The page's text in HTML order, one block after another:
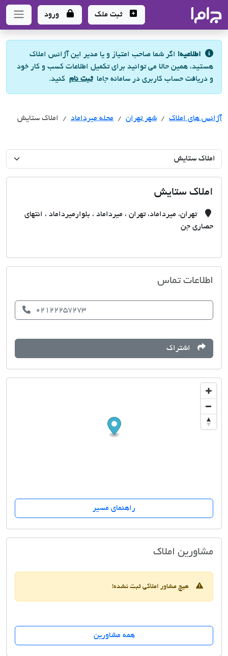
- سامانه جامع املاک و مشاورین املاک
ثبت ملک ورود
اطلاعیه! اگر شما صاحب امتیاز و یا مدیر این آژانس املاک
هستید، همین حالا می توانید برای تکمیل اطلاعات کسب و کار خود
و دریافت حساب کاربری در سامانه جاماثبت نام کنید.
آژانس های املاک آژانس های املاک
شهر تهران آژانس های املاک
محله میرداماد املاک ستایش
املاک ستایش
تهران، میرداماد، تهران ، میرداماد ، بلوارمیرداماد ، انتهای
حصاری جن
اطلاعات تماس
02122257273
اشتراک
راهنمای مسیر
مشاورین املاکاملاک ستایش
هیچ مشاور املاکی ثبت نشده!
همه مشاورین